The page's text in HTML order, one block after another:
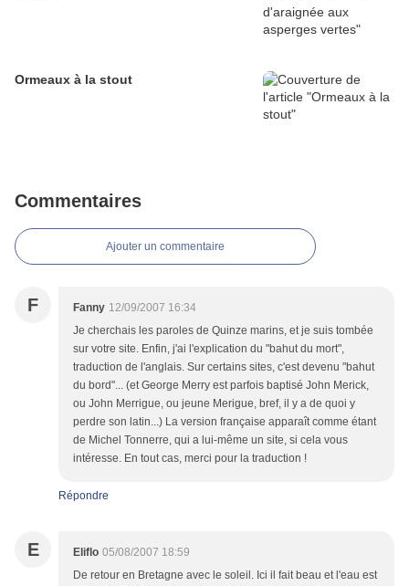
Ormeaux à la stout
Commentaires
Ajouter un commentaire
F Fanny 12/09/2007 16:34
Je cherchais les paroles de Quinze marins, et je suis tombée
sur votre site. Enfin, j'ai l'explication du "bahut du mort",
traduction de l'anglais. Sur certains sites, c'est devenu "bahut
du bord"... (et George Merry est parfois baptisé John Merick,
ou John Merrigue, ou jeune Merigue, bref, il y a de quoi y
perdre son latin...) La version française apparaît comme étant
de Michel Tonnerre, qui a lui-même un site, si cela vous
intéresse. En tout cas, merci pour la traduction !
Répondre
E Eliflo 05/08/2007 18:59
De retour en Bretagne avec le soleil. Ici il fait beau et l'eau est